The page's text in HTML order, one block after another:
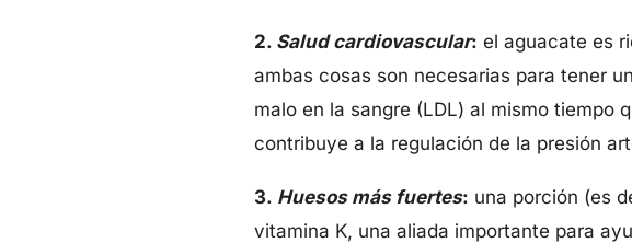
2. Salud cardiovascular: el aguacate es
ambas cosas son necesarias para tener
malo en la sangre (LDL) al mismo tiempo
contribuye a la regulación de la presión
3. Huesos más fuertes: una porción (es
vitamina K, una aliada importante para